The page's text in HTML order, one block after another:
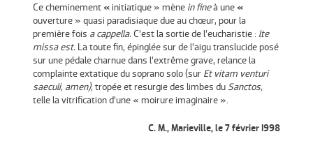
Ce cheminement«initiatique » mènein fineà une«
ouverture » quasi paradisiaque due au chœur, pour la
première fois a cappella.C’est la sortie de l’eucharistie : lte
missa est.La toute fin, épinglée sur de l’aigu translucide posé
sur une pédale charnue dans l’extrême grave, relance la
complainte extatique du soprano solo (surEt vitam venturi
saeculi, amen),tropée et resurgie des limbes duSanctos,
telle la vitrification d’une « moirure imaginaire ».
C. M., Marieville, le 7 février I998